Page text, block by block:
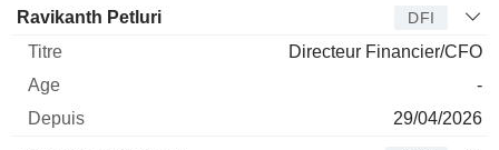
Ravikanth Petluri DFI
Directeur Financier/CFO
-
29/04/2026